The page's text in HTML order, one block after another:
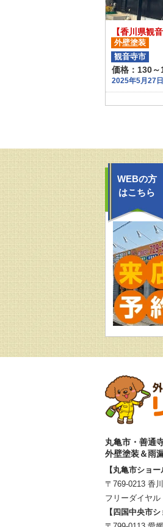
【香川県観
価格：130～
2025年5月27
外壁塗装
観音寺市
WEBの方
はこちら
丸亀市・善通
外壁塗装＆雨
【丸亀市ショー
〒769-0213 香
フリーダイヤル
【四国中央市シ